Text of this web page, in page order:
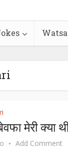
मेरी क्या
Add Comment